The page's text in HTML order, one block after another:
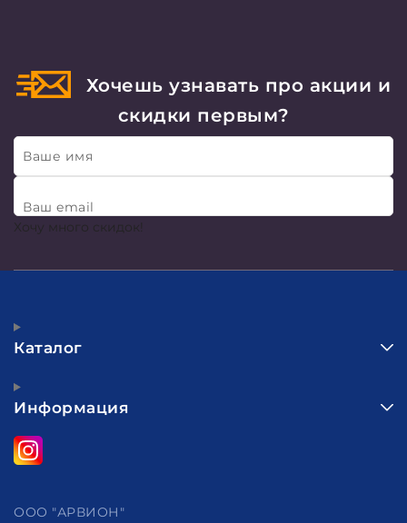
Хочешь узнавать про акции и
скидки первым?
Ваше имя
Ваш email
Хочу много скидок!
Каталог
Информация
ООО "АРВИОН"